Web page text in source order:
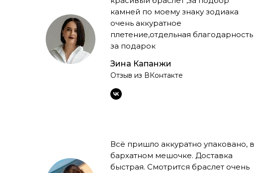
камней по моему знаку зодиака
очень аккуратное
плетение,отдельная благодарность
за подарок
Зина Капанжи
Отзыв из ВКонтакте
Всё пришло аккуратно упаковано, в
бархатном мешочке. Доставка
быстрая. Смотрится браслет очень